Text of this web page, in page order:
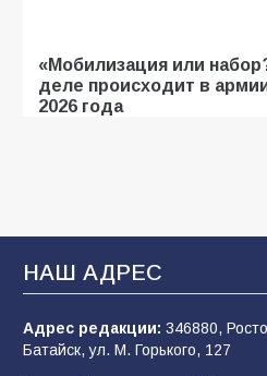
«Мобилизация или
деле происходит в
2026 года
мастер-класс
ВДВ
109 03.08.2026
НАШ АДРЕС
Адрес редакции: 346880,
Батайск, ул. М. Горького, 127